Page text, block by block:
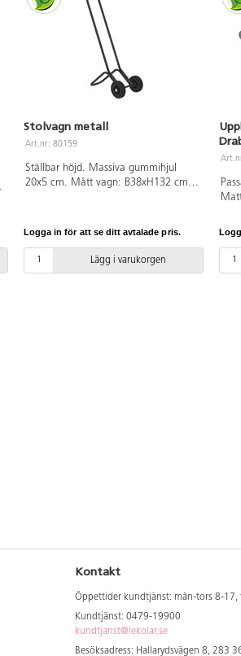
Stolvagn metall
Art.nr: 80159
Ställbar höjd. Massiva gummihjul
20x5 cm. Mått vagn: B38xH132 cm.
Logga in för att se ditt avtalade pris.
Lägg i varukorgen
Kontakt
Öppettider kundtjänst: mån-tors 8-17,
Kundtjänst: 0479-19900
kundtjanst@lekolar.se
Besöksadress: Hallarydsvägen 8, 283